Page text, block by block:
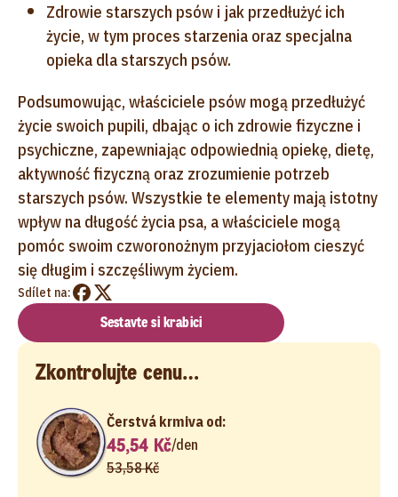
Zdrowie starszych psów i jak przedłużyć ich
życie, w tym proces starzenia oraz specjalna
opieka dla starszych psów.
Podsumowując, właściciele psów mogą przedłużyć
życie swoich pupili, dbając o ich zdrowie fizyczne i
psychiczne, zapewniając odpowiednią opiekę, dietę,
aktywność fizyczną oraz zrozumienie potrzeb
starszych psów. Wszystkie te elementy mają istotny
wpływ na długość życia psa, a właściciele mogą
pomóc swoim czworonożnym przyjaciołom cieszyć
się długim i szczęśliwym życiem.
Sdílet na:
Sestavte si krabici
Zkontrolujte cenu…
Čerstvá krmiva od:
45,54 Kč/den
53,58 Kč